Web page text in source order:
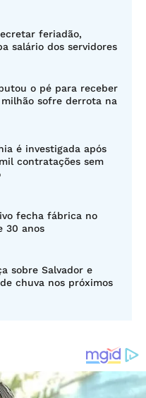
feriadão,
salário dos servidores
o pé para receber
milhão sofre derrota na
é investigada após
contratações sem
fecha fábrica no
30 anos
sobre Salvador e
chuva nos próximos